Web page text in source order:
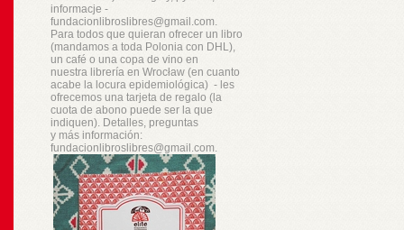
informacje -
fundacionlibroslibres@gmail.com.
Para todos que quieran ofrecer un libro
(mandamos a toda Polonia con DHL),
un café o una copa de vino en
nuestra libreríaen Wrocław (en cuanto
acabe la locura epidemiológica) - les
ofrecemos una tarjeta de regalo (la
cuota de abono puede ser la que
indiquen). Detalles, preguntas
y másinformación:
fundacionlibroslibres@gmail.com.